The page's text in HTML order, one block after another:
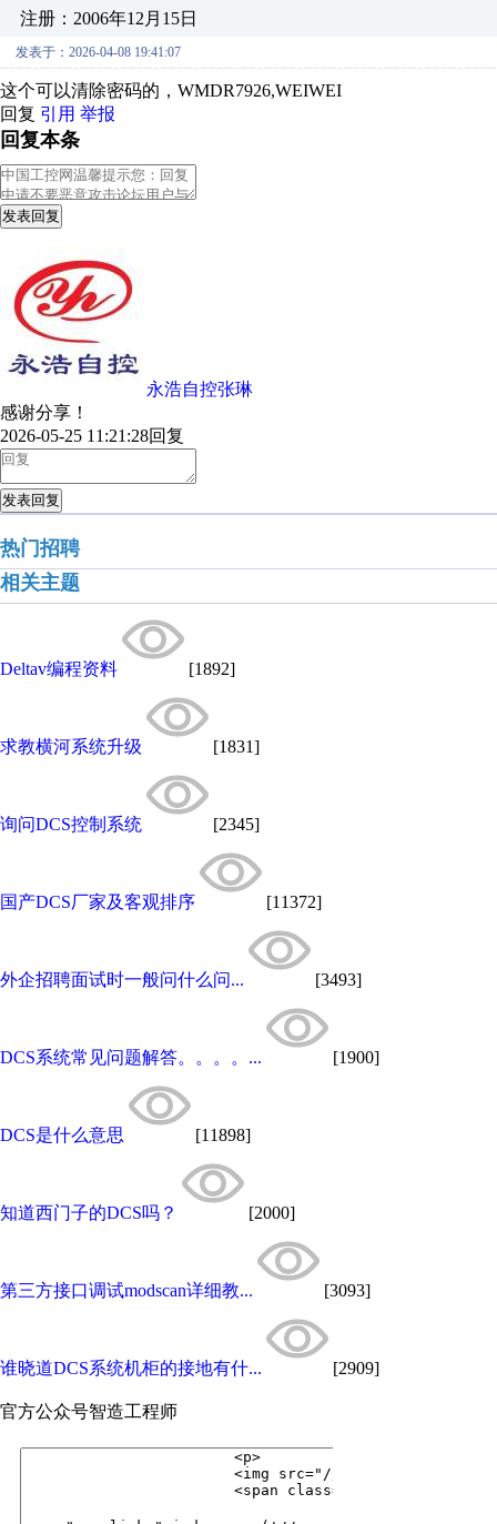
注册：2006年12月15日
发表于：2026-04-08 19:41:07
这个可以清除密码的，WMDR7926,WEIWEI
回复 引用 举报
回复本条
发表回复
永浩自控张琳
感谢分享！
2026-05-25 11:21:28回复
发表回复
热门招聘
相关主题
Deltav编程资料 [1892]
求教横河系统升级 [1831]
询问DCS控制系统 [2345]
国产DCS厂家及客观排序 [11372]
外企招聘面试时一般问什么问... [3493]
DCS系统常见问题解答。。。。... [1900]
DCS是什么意思 [11898]
知道西门子的DCS吗？ [2000]
第三方接口调试modscan详细教... [3093]
谁晓道DCS系统机柜的接地有什... [2909]
官方公众号智造工程师